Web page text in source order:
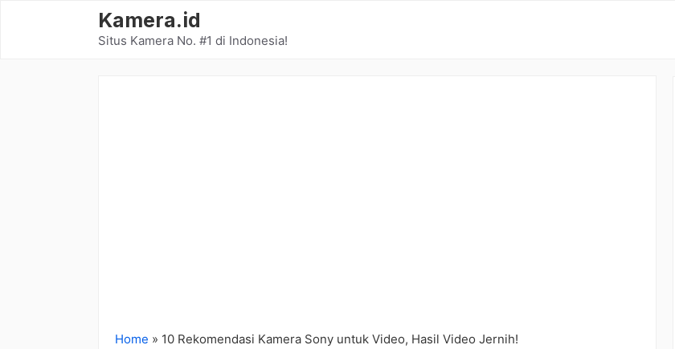
Kamera.id
Situs Kamera No. #1 di Indonesia!
Home » 10 Rekomendasi Kamera Sony untuk Video, Hasil Video Jernih!